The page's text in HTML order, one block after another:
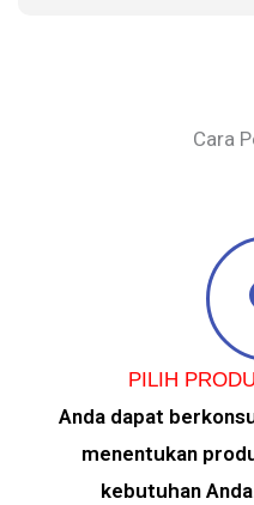
Cara
PILIH
Anda dapat
menentukan
kebutuhan